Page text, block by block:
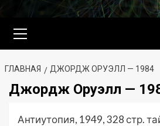
меню
ГЛАВНАЯ ДЖОРДЖ ОРУЭЛЛ — 1984
Джордж Оруэлл —
Антиутопия, 1949, 328 стр.